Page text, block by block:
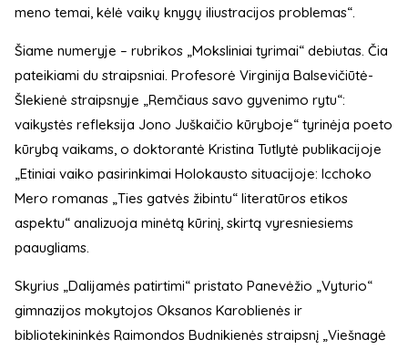
meno temai, kėlė vaikų knygų iliustracijos problemas“.
Šiame numeryje – rubrikos „Moksliniai tyrimai“ debiutas. Čia
pateikiami du straipsniai. Profesorė Virginija Balsevičiūtė-
Šlekienė straipsnyje „Remčiaus savo gyvenimo rytu“:
vaikystės refleksija Jono Juškaičio kūryboje“ tyrinėja poeto
kūrybą vaikams, o doktorantė Kristina Tutlytė publikacijoje
„Etiniai vaiko pasirinkimai Holokausto situacijoje: Icchoko
Mero romanas „Ties gatvės žibintu“ literatūros etikos
aspektu“ analizuoja minėtą kūrinį, skirtą vyresniesiems
paaugliams.
Skyrius „Dalijamės patirtimi“ pristato Panevėžio „Vyturio“
gimnazijos mokytojos Oksanos Karoblienės ir
bibliotekininkės Raimondos Budnikienės straipsnį „Viešnagė